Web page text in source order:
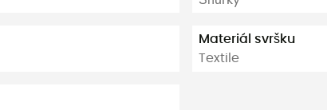
Materiál svršku
Textile